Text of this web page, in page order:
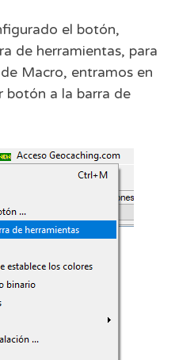
el botón,
de herramientas, para
Macro, entramos en
botón a la barra de